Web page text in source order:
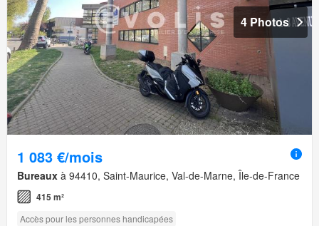
4 Photos
1 083 €/mois
Bureaux à 94410, Saint-Maurice, Val-de-Marne, Île-de-France
415 m²
Accès pour les personnes handicapées